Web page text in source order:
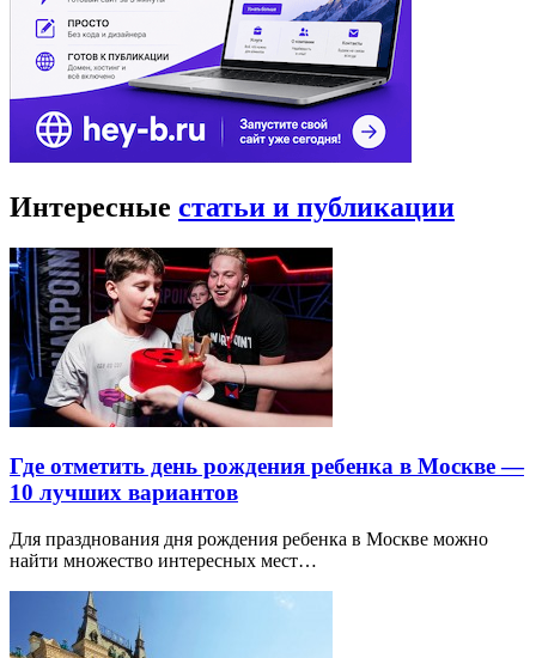
Интересные статьи и публикации
Где отметить день рождения ребенка в Москве —
10 лучших вариантов
Для празднования дня рождения ребенка в Москве можно
найти множество интересных мест…